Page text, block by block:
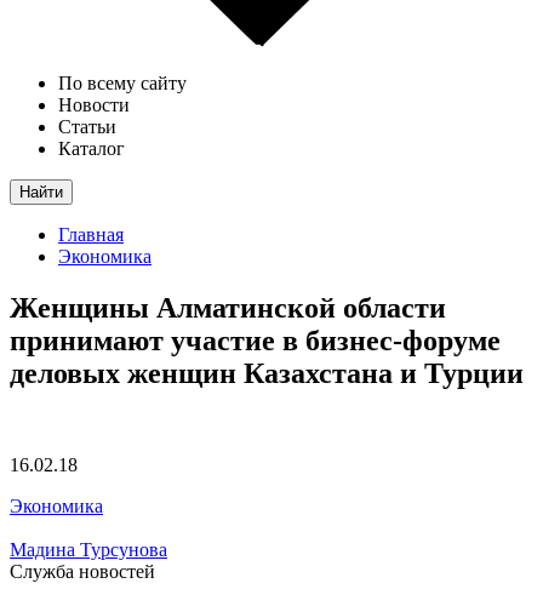
По всему сайту
Новости
Статьи
Каталог
Найти
Главная
Экономика
Женщины Алматинской области
принимают участие в бизнес-форуме
деловых женщин Казахстана и Турции
16.02.18
Экономика
Мадина Турсунова
Служба новостей